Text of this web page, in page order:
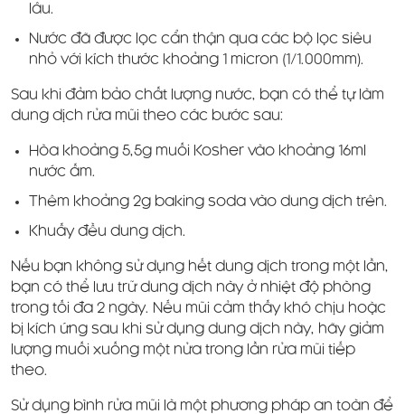
lâu.
Nước đã được lọc cẩn thận qua các bộ lọc siêu
nhỏ với kích thước khoảng 1 micron (1/1.000mm).
Sau khi đảm bảo chất lượng nước, bạn có thể tự làm
dung dịch rửa mũi theo các bước sau:
Hòa khoảng 5,5g muối Kosher vào khoảng 16ml
nước ấm.
Thêm khoảng 2g baking soda vào dung dịch trên.
Khuấy đều dung dịch.
Nếu bạn không sử dụng hết dung dịch trong một lần,
bạn có thể lưu trữ dung dịch này ở nhiệt độ phòng
trong tối đa 2 ngày. Nếu mũi cảm thấy khó chịu hoặc
bị kích ứng sau khi sử dụng dung dịch này, hãy giảm
lượng muối xuống một nửa trong lần rửa mũi tiếp
theo.
Sử dụng bình rửa mũi là một phương pháp an toàn để